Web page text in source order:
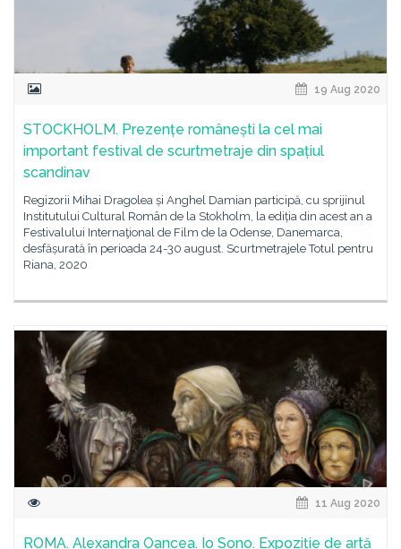
19 Aug 2020
STOCKHOLM. Prezențe românești la cel mai
important festival de scurtmetraje din spațiul
scandinav
Regizorii Mihai Dragolea și Anghel Damian participă, cu sprijinul
Institutului Cultural Român de la Stokholm, la ediția din acest an a
Festivalului Internaţional de Film de la Odense, Danemarca,
desfășurată în perioada 24-30 august. Scurtmetrajele Totul pentru
Riana, 2020
11 Aug 2020
ROMA. Alexandra Oancea. Io Sono. Expoziție de artă